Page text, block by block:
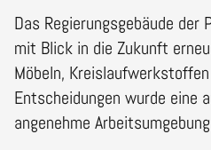
Das Regierungsgebäude der
mit Blick in die Zukunft
Möbeln,
Entscheidungen wurde eine
angenehme